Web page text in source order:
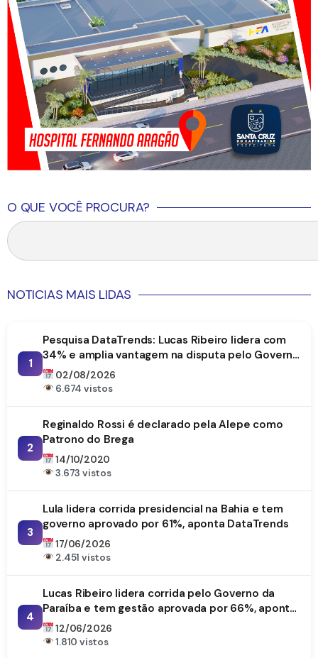
O QUE VOCÊ PROCURA?
NOTICIAS MAIS LIDAS
1
Pesquisa DataTrends: Lucas Ribeiro lidera com
34% e amplia vantagem na disputa pelo Governo
da Paraíba
02/08/2026
6.674 vistos
2
Reginaldo Rossi é declarado pela Alepe como
Patrono do Brega
14/10/2020
3.673 vistos
3
Lula lidera corrida presidencial na Bahia e tem
governo aprovado por 61%, aponta DataTrends
17/06/2026
2.451 vistos
4
Lucas Ribeiro lidera corrida pelo Governo da
Paraíba e tem gestão aprovada por 66%, aponta
DataTrends
12/06/2026
1.810 vistos